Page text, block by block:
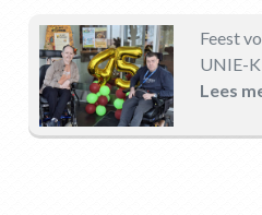
Feest
UNIE-
Lees